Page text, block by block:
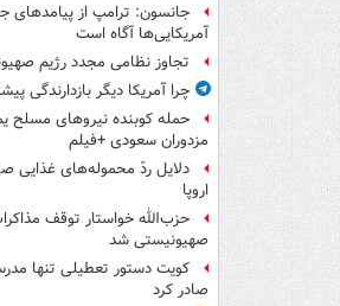
جانسون: ترامپ از پیامدهای
آمریکایی‌ها آگاه است
تجاوز نظامی مجدد رژیم
چرا آمریکا دیگر بازدارندگی
حمله کوبنده نیروهای مسلح
مزدوران سعودی +فیلم
دلایل ردّ محموله‌های غذایی
اروپا
حزب‌الله خواستار توقف
صهیونیستی شد
کویت دستور تعطیلی تنها
صادر کرد